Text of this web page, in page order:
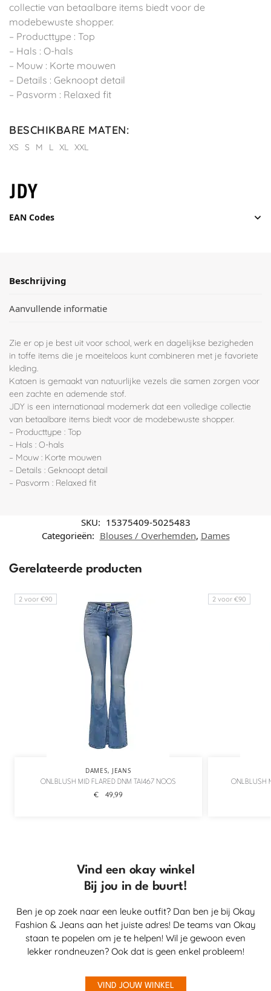
collectie van betaalbare items biedt voor de
modebewuste shopper.
– Producttype : Top
– Hals : O-hals
– Mouw : Korte mouwen
– Details : Geknoopt detail
– Pasvorm : Relaxed fit
BESCHIKBARE MATEN:
XS S M L XL XXL
EAN Codes
Beschrijving
Aanvullende informatie
Zie er op je best uit voor school, werk en dagelijkse bezigheden
in toffe items die je moeiteloos kunt combineren met je favoriete
kleding.
Katoen is gemaakt van natuurlijke vezels die samen zorgen voor
een zachte en ademende stof.
JDY is een internationaal modemerk dat een volledige collectie
van betaalbare items biedt voor de modebewuste shopper.
– Producttype : Top
– Hals : O-hals
– Mouw : Korte mouwen
– Details : Geknoopt detail
– Pasvorm : Relaxed fit
SKU: 15375409-5025483
Categorieën: Blouses / Overhemden, Dames
Gerelateerde producten
2 voor €90
DAMES, JEANS
ONLBLUSH MID FLARED DNM TAI467 NOOS
€ 49,99
2 voor €90
ONLBLUSH
Vind een okay winkel
Bij jou in de buurt!
Ben je op zoek naar een leuke outfit? Dan ben je bij Okay
Fashion & Jeans aan het juiste adres! De teams van Okay
staan te popelen om je te helpen! Wil je gewoon even
lekker rondneuzen? Ook dat is geen enkel probleem!
VIND JOUW WINKEL